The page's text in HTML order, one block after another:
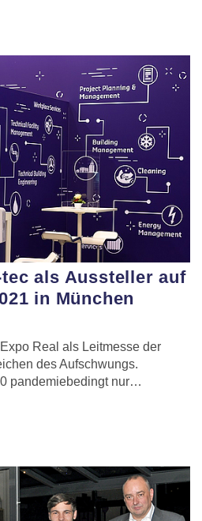
als Aussteller auf
in München
Real als Leitmesse der
des Aufschwungs.
pandemiebedingt nur…